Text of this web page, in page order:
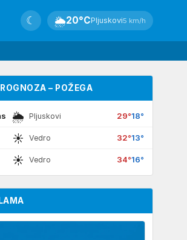
🌦20°CPljuskovi5 km/h
☾
– POŽEGA
🌦 Pljuskovi 29°18°
☀ Vedro 32°13°
☀ Vedro 34°16°